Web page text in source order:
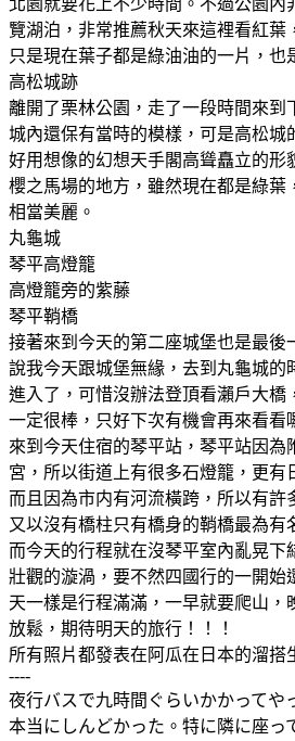
覽湖泊，非常推薦秋天來這裡看紅葉
只是現在葉子都是綠油油的一片，也
高松城跡
離開了栗林公園，走了一段時間來到
城內還保有當時的模樣，可是高松城
好用想像的幻想天手閣高聳矗立的形
櫻之馬場的地方，雖然現在都是綠葉
相當美麗。
丸龜城
琴平高燈籠
高燈籠旁的紫藤
琴平鞘橋
接著來到今天的第二座城堡也是最後
說我今天跟城堡無緣，去到丸龜城的
進入了，可惜沒辦法登頂看瀨戶大橋
一定很棒，只好下次有機會再來看看
來到今天住宿的琴平站，琴平站因為
宮，所以街道上有很多石燈籠，更有
而且因為市内有河流橫跨，所以有許
又以沒有橋柱只有橋身的鞘橋最為有
而今天的行程就在沒琴平室內亂晃下
壯觀的漩渦，要不然四國行的一開始
天一樣是行程滿滿，一早就要爬山，
放鬆，期待明天的旅行！！！
所有照片都發表在阿瓜在日本的溜搭
----
夜行バスで九時間ぐらいかかってや
本当にしんどかった。特に隣に座っ